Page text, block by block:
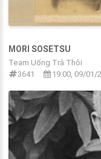
MORI SOSETSU
Team Uống Trà Thôi
3641
19:00, 09/01/